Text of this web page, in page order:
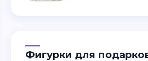
Фигурки для